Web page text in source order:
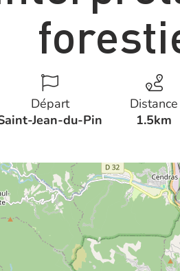
Départ
Jean-du-Pin
Distance
1.5km